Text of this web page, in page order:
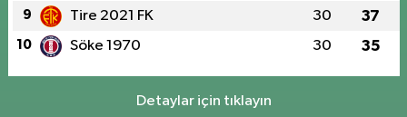
9 Tire 2021 FK 30 37
10 Söke 1970 30 35
Detaylar için tıklayın